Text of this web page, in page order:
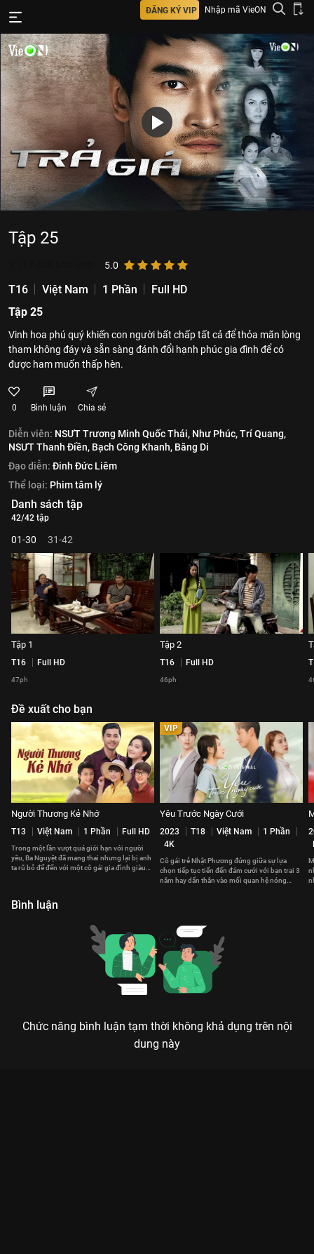
ĐĂNG KÝ VIP Nhập mã VieON
Tập 25
5.0
T16 Việt Nam 1 Phần
Full HD
Tập 25
Vinh hoa phú quý khiến con người bất chấp tất cả để thỏa mãn lòng
tham không đáy và sẵn sàng đánh đổi hạnh phúc gia đình để có
được ham muốn thấp hèn.
0 Bình luận Chia sẻ
Diễn viên: NSƯT Trương Minh Quốc Thái, Như Phúc,Trí Quang,
NSƯT Thanh Điền, Bạch Công Khanh, Băng Di
Đạo diễn: Đinh Đức Liêm
Thể loại: Phim tâm lý
Danh sách tập
42/42 tập
01-30 31-42
Tập 1
T16 Full HD
47ph
Tập 2
T16 Full HD
46ph
Đề xuất cho bạn
Người Thương Kẻ Nhớ
T13 Việt Nam 1 Phần Full HD
Trong một lần vượt quá giới hạn với người
yêu, Ba Nguyệt đã mang thai nhưng lại bị anh
ta rũ bỏ để đến với một cô gái gia đình giàu
VIP
Yêu Trước Ngày Cưới
2023 T18 Việt Nam
1 Phần
4K
Cô gái trẻ Nhật Phương đứng giữa sự lựa
chọn tiếp tục tiến đến đám cưới với bạn trai 3
năm hay dấn thân vào mối quan hệ nóng
Bình luận
Chức năng bình luận tạm thời không khả dụng trên nội
dung này